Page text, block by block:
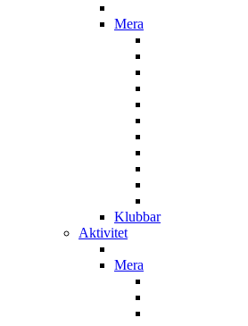
Mera
Klubbar
Aktivitet
Mera